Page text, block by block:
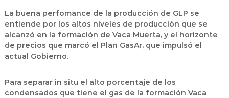
La buena perfomance de la producción de GLP se
entiende por los altos niveles de producción que se
alcanzó en la formación de Vaca Muerta, y el horizonte
de precios que marcó el Plan GasAr, que impulsó el
actual Gobierno.
Para separar in situ el alto porcentaje de los
condensados que tiene el gas de la formación Vaca